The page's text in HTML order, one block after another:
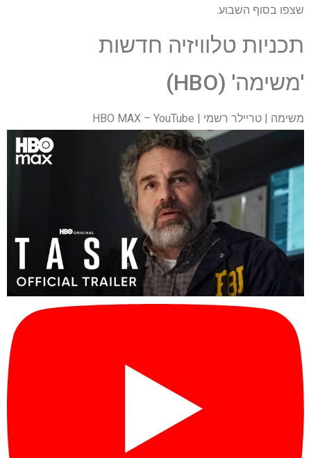
שצפו בסוף השבוע.
תכניות טלוויזיה חדשות
'משימה' (HBO)
משימה | טריילר רשמי | HBO MAX – YouTube